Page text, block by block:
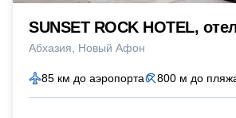
SUNSET ROCK HOTEL,
Абхазия Новый Афон
85 км до аэропорта 800 м до